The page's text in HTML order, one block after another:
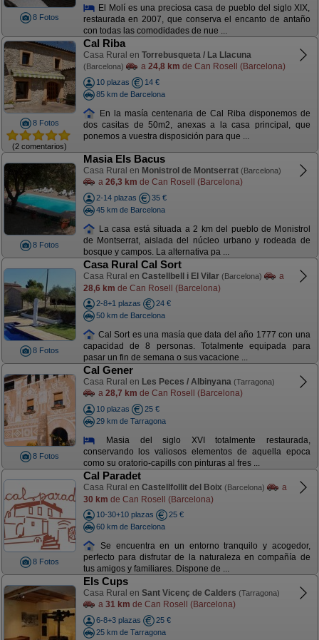
8 Fotos
El Molí es una preciosa casa de pueblo del siglo XIX,
restaurada en 2007, que conserva el encanto de antaño
con todas las comodidades de nue ...
8 Fotos
(2 comentarios)
Cal Riba
Casa Rural en Torrebusqueta / La Llacuna
(Barcelona) a 24,8 km de Can Rosell (Barcelona)
10 plazas
14 €
85 km de Barcelona
En la masía centenaria de Cal Riba disponemos de
dos casitas de 50m2, anexas a la casa principal, que
ponemos a vuestra disposición para que ...
8 Fotos
Masia Els Bacus
Casa Rural en Monistrol de Montserrat (Barcelona)
a 26,3 km de Can Rosell (Barcelona)
2-14 plazas
35 €
45 km de Barcelona
La casa está situada a 2 km del pueblo de Monistrol
de Montserrat, aislada del núcleo urbano y rodeada de
bosque y campos. La alternativa pa ...
8 Fotos
Casa Rural Cal Sort
Casa Rural en Castellbell i El Vilar (Barcelona)
a
28,6 km de Can Rosell (Barcelona)
2-8+1 plazas
24 €
50 km de Barcelona
Cal Sort es una masía que data del año 1777 con una
capacidad de 8 personas. Totalmente equipada para
pasar un fin de semana o sus vacacione ...
8 Fotos
Cal Gener
Casa Rural en Les Peces / Albinyana (Tarragona)
a 28,7 km de Can Rosell (Barcelona)
10 plazas
25 €
29 km de Tarragona
Masia del siglo XVI totalmente restaurada,
conservando los valiosos elementos de aquella epoca
como su oratorio-capills con pinturas al fres ...
8 Fotos
Cal Paradet
Casa Rural en Castellfollit del Boix (Barcelona)
a
30 km de Can Rosell (Barcelona)
10-30+10 plazas
25 €
60 km de Barcelona
Se encuentra en un entorno tranquilo y acogedor,
perfecto para disfrutar de la naturaleza en compañía de
tus amigos y familiares. Dispone de ...
Els Cups
Casa Rural en Sant Vicenç de Calders (Tarragona)
a 31 km de Can Rosell (Barcelona)
6-8+3 plazas
25 €
25 km de Tarragona